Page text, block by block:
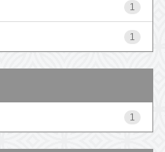
1
1
1